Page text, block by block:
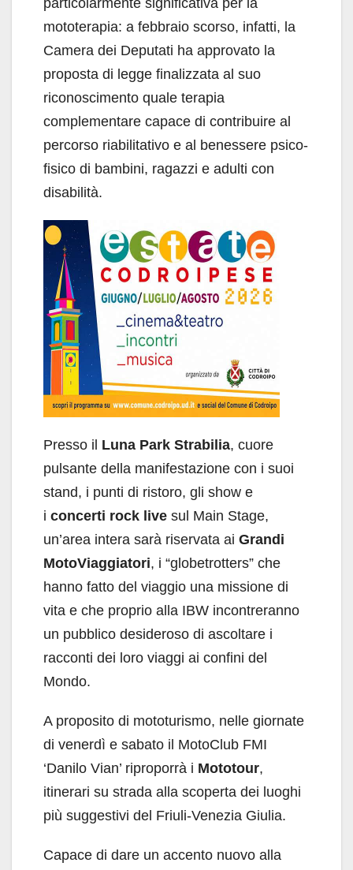
particolarmente significativa per la
mototerapia: a febbraio scorso, infatti, la
Camera dei Deputati ha approvato la
proposta di legge finalizzata al suo
riconoscimento quale terapia
complementare capace di contribuire al
percorso riabilitativo e al benessere psico-
fisico di bambini, ragazzi e adulti con
disabilità.
Presso il Luna Park Strabilia, cuore
pulsante della manifestazione con i suoi
stand, i punti di ristoro, gli show e
i concerti rock live sul Main Stage,
un’area intera sarà riservata ai Grandi
MotoViaggiatori, i “globetrotters” che
hanno fatto del viaggio una missione di
vita e che proprio alla IBW incontreranno
un pubblico desideroso di ascoltare i
racconti dei loro viaggi ai confini del
Mondo.
A proposito di mototurismo, nelle giornate
di venerdì e sabato il MotoClub FMI
‘Danilo Vian’ riproporrà i Mototour,
itinerari su strada alla scoperta dei luoghi
più suggestivi del Friuli-Venezia Giulia.
Capace di dare un accento nuovo alla